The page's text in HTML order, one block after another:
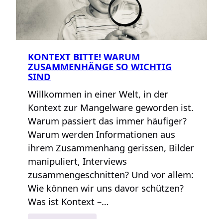
KONTEXT BITTE! WARUM
ZUSAMMENHÄNGE SO WICHTIG
SIND
Willkommen in einer Welt, in der
Kontext zur Mangelware geworden ist.
Warum passiert das immer häufiger?
Warum werden Informationen aus
ihrem Zusammenhang gerissen, Bilder
manipuliert, Interviews
zusammengeschnitten? Und vor allem:
Wie können wir uns davor schützen?
Was ist Kontext –…